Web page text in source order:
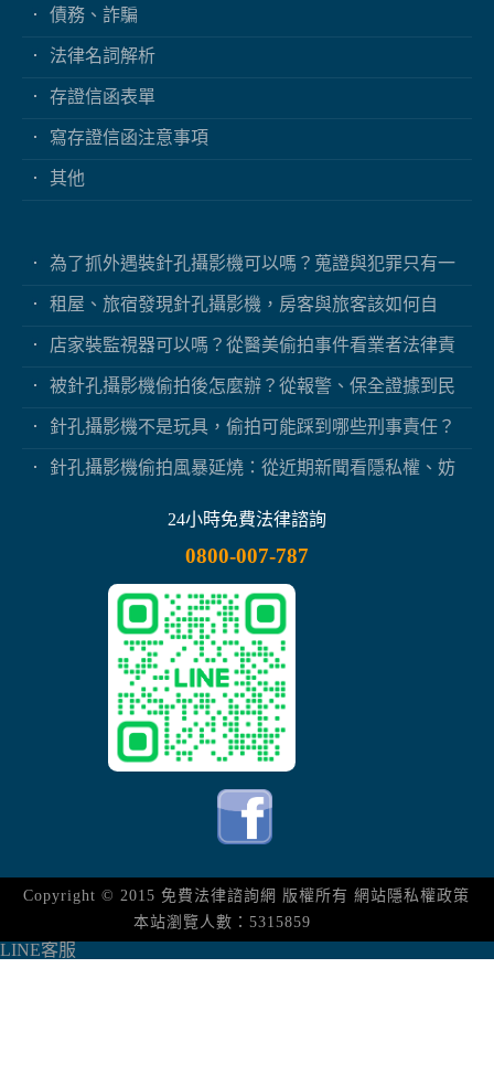
債務、詐騙
法律名詞解析
存證信函表單
寫存證信函注意事項
其他
為了抓外遇裝針孔攝影機可以嗎？蒐證與犯罪只有一
租屋、旅宿發現針孔攝影機，房客與旅客該如何自
店家裝監視器可以嗎？從醫美偷拍事件看業者法律責
被針孔攝影機偷拍後怎麼辦？從報警、保全證據到民
針孔攝影機不是玩具，偷拍可能踩到哪些刑事責任？
針孔攝影機偷拍風暴延燒：從近期新聞看隱私權、妨
24小時免費法律諮詢
0800-007-787
Copyright © 2015 免費法律諮詢網 版權所有網站隱私權政策
本站瀏覽人數：5315859
LINE客服